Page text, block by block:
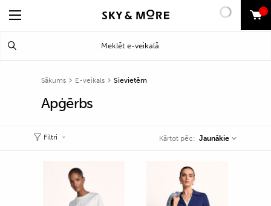
0
Sākums E-veikals Sievietēm
Apģērbs
Filtri Kārtot pēc: Jaunākie